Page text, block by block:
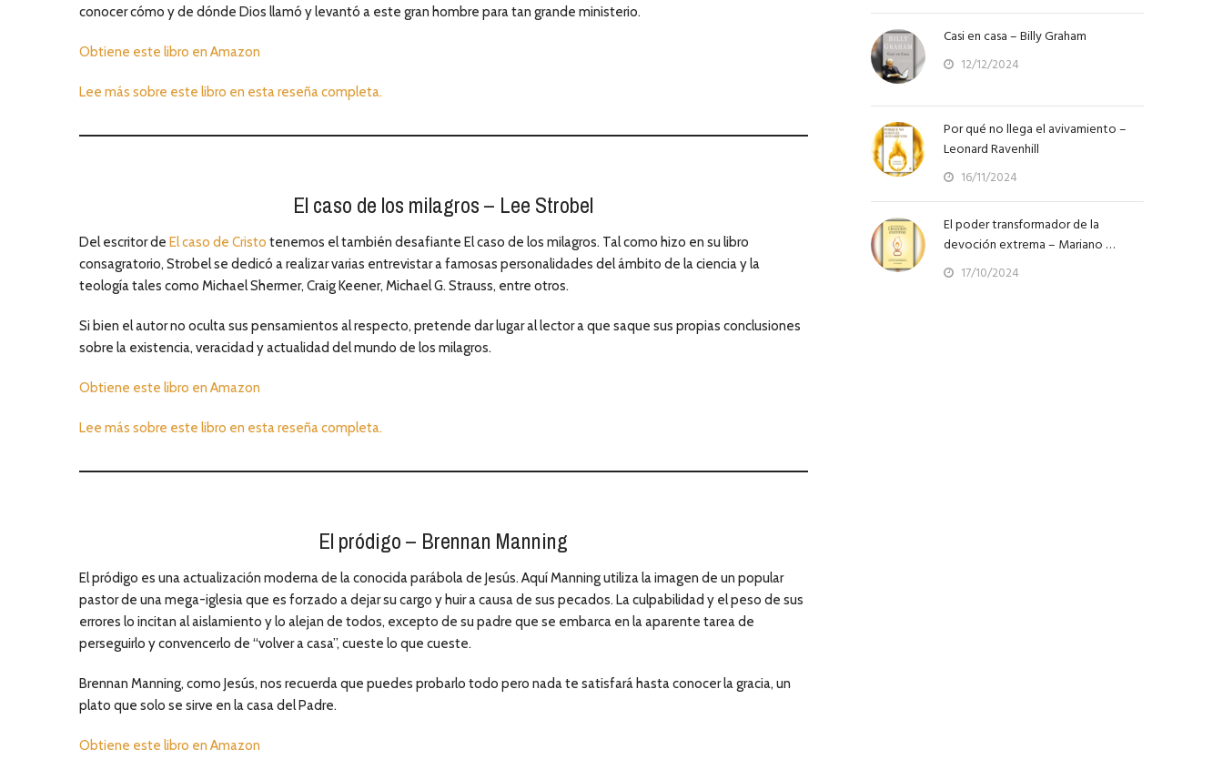
conocer cómo y de dónde Dios llamó y levantó a este gran hombre para tan grande ministerio.
Obtiene este libro en Amazon
Lee más sobre este libro en esta reseña completa.
El caso de los milagros – Lee Strobel
Del escritor de El caso de Cristo tenemos el también desafiante El caso de los milagros. Tal como hizo en su libro
consagratorio, Strobel se dedicó a realizar varias entrevistar a famosas personalidades del ámbito de la ciencia y la
teología tales como Michael Shermer, Craig Keener, Michael G. Strauss, entre otros.
Si bien el autor no oculta sus pensamientos al respecto, pretende dar lugar al lector a que saque sus propias conclusiones
sobre la existencia, veracidad y actualidad del mundo de los milagros.
Obtiene este libro en Amazon
Lee más sobre este libro en esta reseña completa.
El pródigo – Brennan Manning
El pródigo es una actualización moderna de la conocida parábola de Jesús. Aquí Manning utiliza la imagen de un popular
pastor de una mega-iglesia que es forzado a dejar su cargo y huir a causa de sus pecados. La culpabilidad y el peso de sus
errores lo incitan al aislamiento y lo alejan de todos, excepto de su padre que se embarca en la aparente tarea de
perseguirlo y convencerlo de “volver a casa”, cueste lo que cueste.
Brennan Manning, como Jesús, nos recuerda que puedes probarlo todo pero nada te satisfará hasta conocer la gracia, un
plato que solo se sirve en la casa del Padre.
Obtiene este libro en Amazon
Casi en casa – Billy Graham
12/12/2024
Por qué no llega el avivamiento –
Leonard Ravenhill
16/11/2024
El poder transformador de la
devoción extrema – Mariano …
17/10/2024